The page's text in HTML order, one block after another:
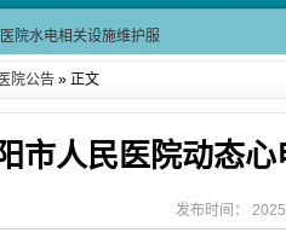
院采集自动对焦相机市
院水电相关设施维护服
儿分论坛精彩收官
| 运动健康分论坛助
医院水电相关设施维护服
| 运动健康分论坛助
医院公告 » 正文
市人民医院动态
发布时间：